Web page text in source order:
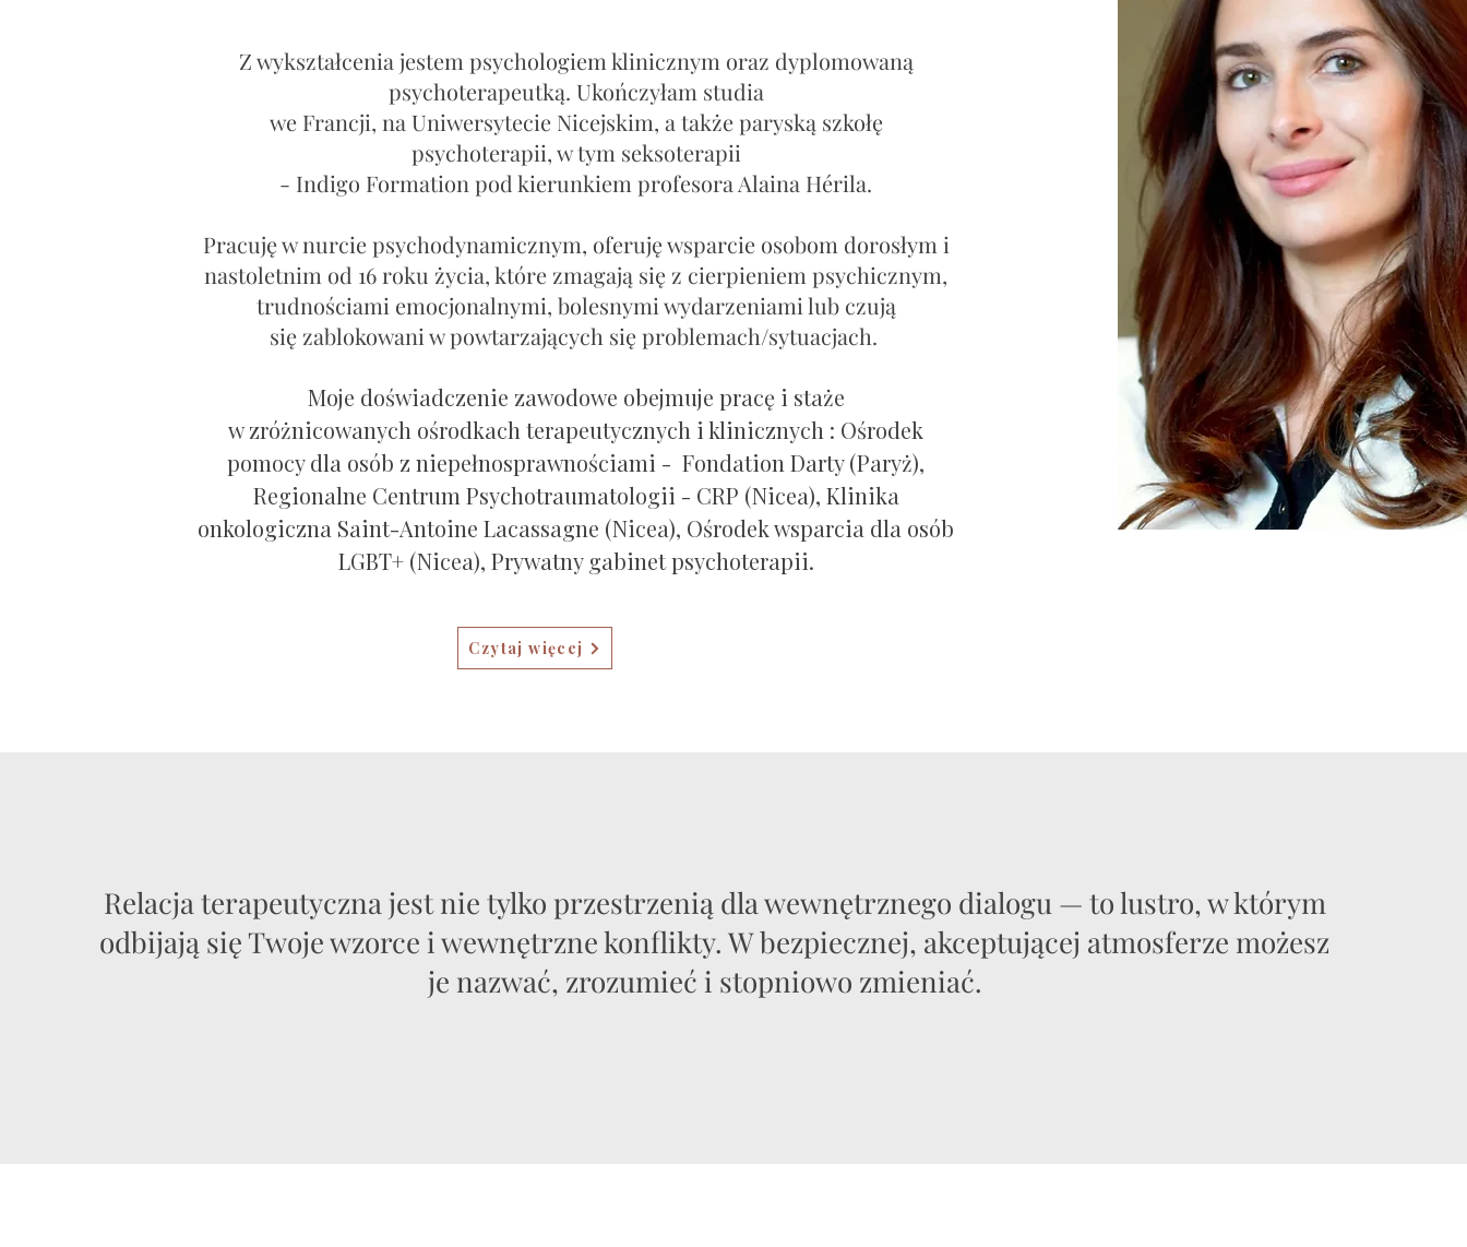
Z wykształcenia jestem psychologiem klinicznym oraz dyplomowaną
psychoterapeutką. Ukończyłam studia
we Francji, na Uniwersytecie Nicejskim, a także paryską szkołę
psychoterapii, w tym seksoterapii
- Indigo Formation pod kierunkiem profesora Alaina Hérila.
​Pracuję w nurcie psychodynamicznym, oferuję wsparcie osobom dorosłym i
nastoletnim od 16 roku życia,które zmagają się z cierpieniem psychicznym,
trudnościami emocjonalnymi, bolesnymi wydarzeniami lub czują
się zablokowani w powtarzających się problemach/sytuacjach.
Moje doświadczenie zawodowe obejmuje pracę i staże
w zróżnicowanych ośrodkach terapeutycznych i klinicznych :​​ Ośrodek
pomocy dla osób z niepełnosprawnościami​ - Fondation Darty (Paryż),
Regionalne Centrum Psychotraumatologii​ - CRP (Nicea), Klinika
onkologiczna Saint-Antoine Lacassagne (Nicea), Ośrodek wsparcia dla osób
LGBT+ (Nicea), Prywatny gabinet psychoterapii.
Czytaj więcej
​Relacja terapeutyczna jest nie tylko przestrzenią dla wewnętrznego dialogu — to lustro, w którym
odbijają się Twoje wzorce i wewnętrzne konflikty. W bezpiecznej, akceptującej atmosferze możesz
je nazwać, zrozumieć i stopniowo zmieniać. ​